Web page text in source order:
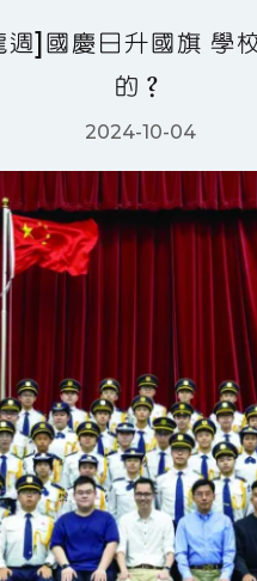
國慶日升國旗 學校
的？
2024-10-04